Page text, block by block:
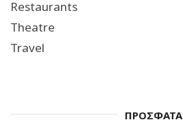
Restaurants
Theatre
Travel
ΠΡΟΣΦΑΤΑ